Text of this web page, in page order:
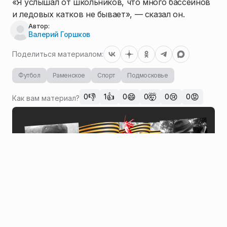
«Я услышал от школьников, что много бассейнов
и ледовых катков не бывает», — сказал он.
Автор:
Валерий Горшков
Поделиться материалом:
Футбол Раменское Спорт Подмосковье
Как вам материал? 0👎 1👍 0😄 0🤯 0😢 0😡